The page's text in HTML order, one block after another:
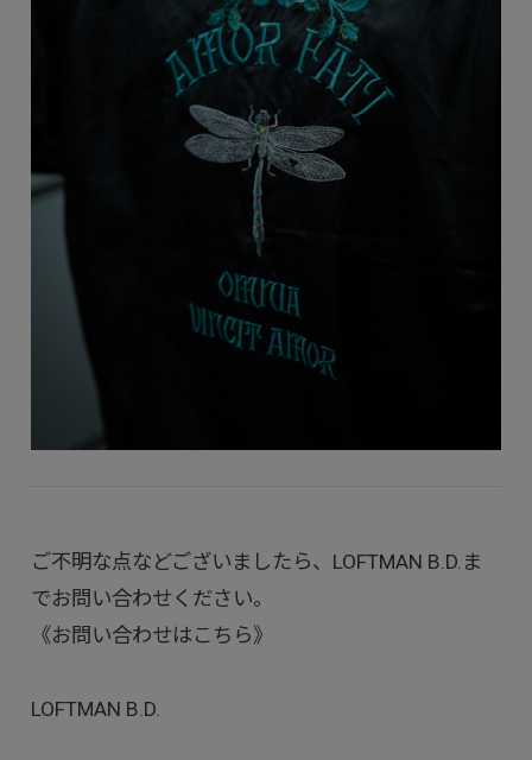
ご不明な点などございましたら、LOFTMAN B.D.ま
でお問い合わせください。
《お問い合わせはこちら》
LOFTMAN B.D.